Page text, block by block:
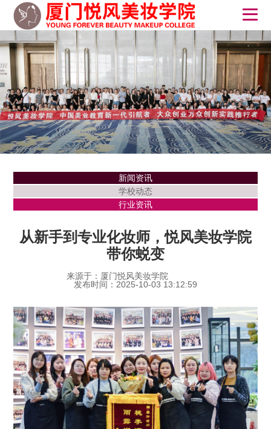
新闻资讯
学校动态
行业资讯
从新手到专业化妆师，悦风美妆学院
带你蜕变
来源于：厦门悦风美妆学院
发布时间：2025-10-03 13:12:59